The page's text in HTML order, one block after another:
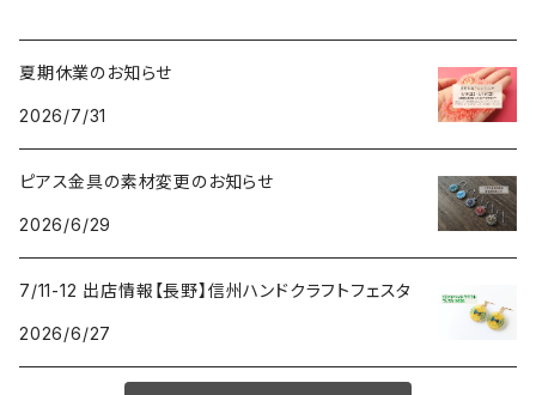
夏期休業のお知らせ
2026/7/31
ピアス金具の素材変更のお知らせ
2026/6/29
7/11-12 出店情報【長野】信州ハンドクラフトフェスタ
2026/6/27